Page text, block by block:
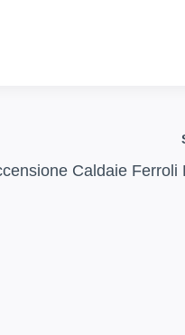
Caldaie Ferroli